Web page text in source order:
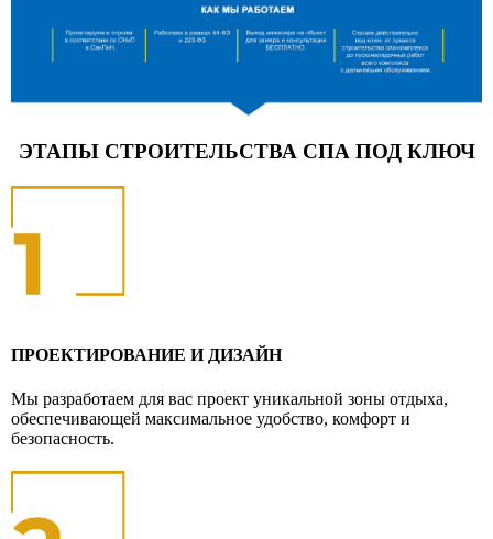
ЭТАПЫ СТРОИТЕЛЬСТВА СПА ПОД КЛЮЧ
ПРОЕКТИРОВАНИЕ И ДИЗАЙН
Мы разработаем для вас проект уникальной зоны отдыха,
обеспечивающей максимальное удобство, комфорт и
безопасность.